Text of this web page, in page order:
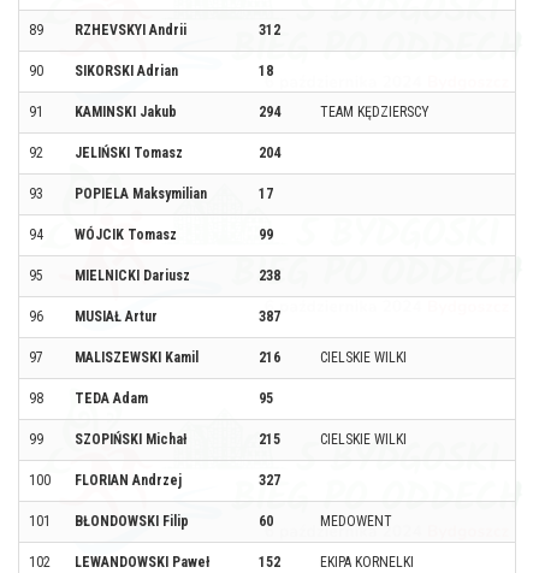
89 RZHEVSKYI Andrii 312
90 SIKORSKI Adrian 18
91 KAMINSKI Jakub 294 TEAM KĘDZIERSCY
92 JELIŃSKI Tomasz 204
93 POPIELA Maksymilian 17
94 WÓJCIK Tomasz 99
95 MIELNICKI Dariusz 238
96 MUSIAŁ Artur 387
97 MALISZEWSKI Kamil 216 CIELSKIE WILKI
98 TEDA Adam 95
99 SZOPIŃSKI Michał 215 CIELSKIE WILKI
100 FLORIAN Andrzej 327
101 BŁONDOWSKI Filip 60 MEDOWENT
102 LEWANDOWSKI Paweł 152 EKIPA KORNELKI